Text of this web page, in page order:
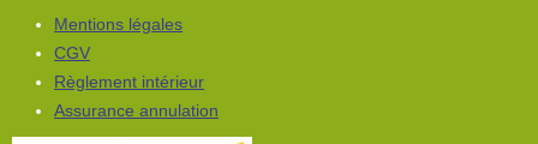
Mentions légales
CGV
Règlement intérieur
Assurance annulation